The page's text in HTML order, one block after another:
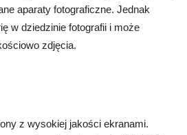
aparaty fotograficzne. Jednak
w dziedzinie fotografii i może
zdjęcia.
z wysokiej jakości ekranami.